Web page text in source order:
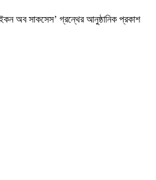
অব সাকসেস’ গ্রন্থের আনুষ্ঠানিক প্রকাশ